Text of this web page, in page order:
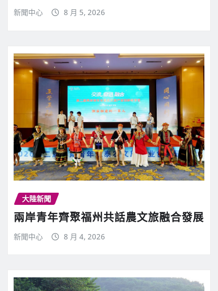
新聞中心 8 月 5, 2026
大陸新聞
兩岸青年齊聚福州共話農文旅融合發展
新聞中心 8 月 4, 2026